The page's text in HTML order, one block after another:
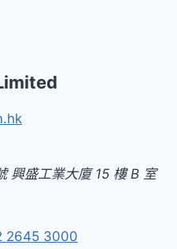
興盛工業大廈 15 樓 B 室
2645 3000